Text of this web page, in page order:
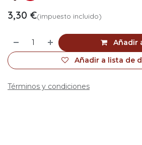
3,30 €(impuesto incluido)
Añadir
Añadir a lista de
Términos y condiciones